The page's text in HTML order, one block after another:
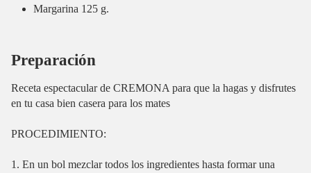
Margarina 125 g.
Preparación
Receta espectacular de CREMONA para que la hagas y disfrutes
en tu casa bien casera para los mates
PROCEDIMIENTO:
1. En un bol mezclar todos los ingredientes hasta formar una